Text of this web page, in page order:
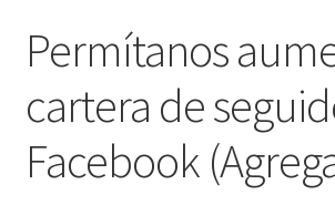
Permítanos
cartera de
Facebook